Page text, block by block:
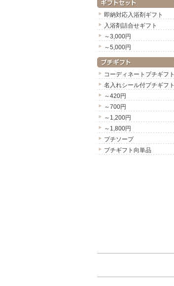
即納対応入浴剤ギフト
入浴剤詰合せギフト
～3,000円
～5,000円
コーディネートプチギフト
名入れシール付プチギフト
～420円
～700円
～1,200円
～1,800円
プチソープ
プチギフト向単品